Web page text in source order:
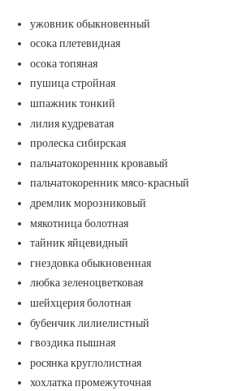
ужовник обыкновенный
осока плетевидная
осока топяная
пушица стройная
шпажник тонкий
лилия кудреватая
пролеска сибирская
пальчатокоренник кровавый
пальчатокоренник мясо-красный
дремлик морозниковый
мякотница болотная
тайник яйцевидный
гнездовка обыкновенная
любка зеленоцветковая
шейхцерия болотная
бубенчик лилиелистный
гвоздика пышная
росянка круглолистная
хохлатка промежуточная